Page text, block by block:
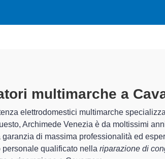
Multimarche A
sono in grado di garantire al cliente
e lariparazione del tuo congelatore a